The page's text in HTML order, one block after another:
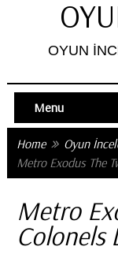
OYUN
Menu
Home
Oyun
Metro Exodus The
Metro
Colonels